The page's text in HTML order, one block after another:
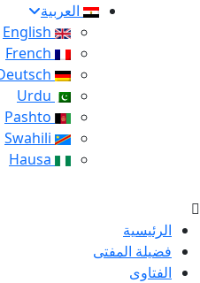
العربية
الرئيسية
فضيلة المفتى
الفتاوى